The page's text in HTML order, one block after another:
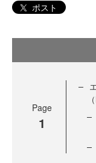
ポスト
Page
1